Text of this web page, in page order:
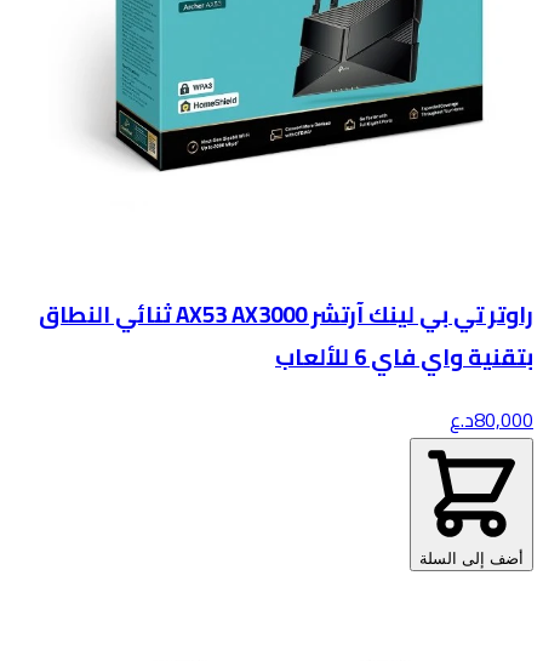
راوتر تي بي لينك آرتشر AX53 AX3000 ثنائي النطاق
بتقنية واي فاي 6 للألعاب
80,000د.ع
أضف إلى السلة